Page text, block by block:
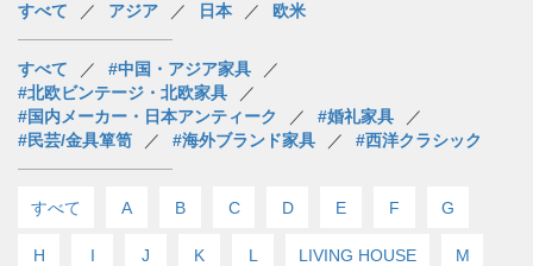
すべて アジア 日本 欧米
すべて
#中国・アジア家具
#北欧ビンテージ・北欧家具
#国内メーカー・日本アンティーク
#婚礼家具
#民芸/金具箪笥
#海外ブランド家具 #西洋クラシック
すべて A B C D E F G
H I J K L LIVING HOUSE M